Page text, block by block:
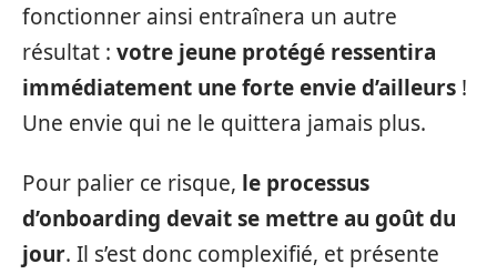
fonctionner ainsi entraînera un autre
résultat : votre jeune protégé ressentira
immédiatement une forte envie d’ailleurs !
Une envie qui ne le quittera jamais plus.
Pour palier ce risque, le processus
d’onboarding devait se mettre au goût du
jour. Il s’est donc complexifié, et présente